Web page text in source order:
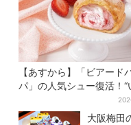
【あすから】「ビアード
パ」の人気シュー復活！“
ご×チーズケーキ”「待っ
した」とSNSで大歓喜
大阪梅田